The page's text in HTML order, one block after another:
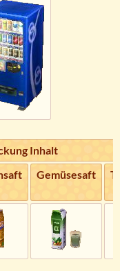
Inhalt
Gemüsesaft